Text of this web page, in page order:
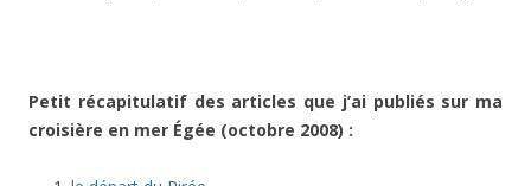
Petit récapitulatif des articles que j’ai publiés sur ma
croisière en mer Égée (octobre 2008) :